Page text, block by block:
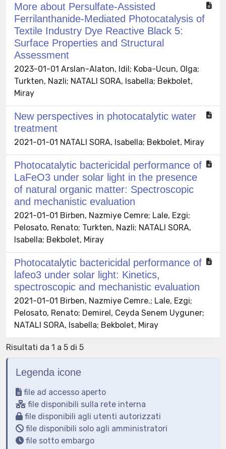
More about Persulfate-Assisted
Ferrilanthanide-Mediated Photocatalysis of
Textile Industry Dye Reactive Black 5:
Surface Properties and Structural
Assessment
2023-01-01 Arslan-Alaton, Idil; Koba-Ucun, Olga;
Turkten, Nazli; NATALI SORA, Isabella; Bekbolet,
Miray
New perspectives in photocatalytic water
treatment
2021-01-01 NATALI SORA, Isabella; Bekbolet, Miray
Photocatalytic bactericidal performance of
LaFeO3 under solar light in the presence
of natural organic matter: Spectroscopic
and mechanistic evaluation
2021-01-01 Birben, Nazmiye Cemre; Lale, Ezgi;
Pelosato, Renato; Turkten, Nazli; NATALI SORA,
Isabella; Bekbolet, Miray
Photocatalytic bactericidal performance of
lafeo3 under solar light: Kinetics,
spectroscopic and mechanistic evaluation
2021-01-01 Birben, Nazmiye Cemre.; Lale, Ezgi;
Pelosato, Renato; Demirel, Ceyda Senem Uyguner;
NATALI SORA, Isabella; Bekbolet, Miray
Risultati da 1 a 5 di 5
Legenda icone
file ad accesso aperto
file disponibili sulla rete interna
file disponibili agli utenti autorizzati
file disponibili solo agli amministratori
file sotto embargo